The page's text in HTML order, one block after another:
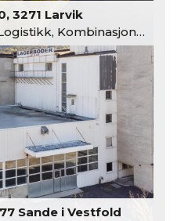
3271 Larvik
Kombinasjonslokaler
Sande i Vestfold